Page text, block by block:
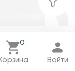
Профиль
0
Корзина Войти